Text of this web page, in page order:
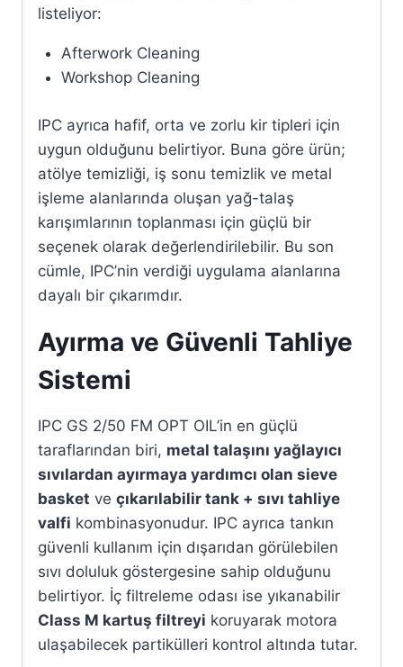
listeliyor:
Afterwork Cleaning
Workshop Cleaning
IPC ayrıca hafif, orta ve zorlu kir tipleri için
uygun olduğunu belirtiyor. Buna göre ürün;
atölye temizliği, iş sonu temizlik ve metal
işleme alanlarında oluşan yağ-talaş
karışımlarının toplanması için güçlü bir
seçenek olarak değerlendirilebilir. Bu son
cümle, IPC’nin verdiği uygulama alanlarına
dayalı bir çıkarımdır.
Ayırma ve Güvenli Tahliye
Sistemi
IPC GS 2/50 FM OPT OIL’in en güçlü
taraflarından biri, metal talaşını yağlayıcı
sıvılardan ayırmaya yardımcı olan sieve
basket ve çıkarılabilir tank + sıvı tahliye
valfi kombinasyonudur. IPC ayrıca tankın
güvenli kullanım için dışarıdan görülebilen
sıvı doluluk göstergesine sahip olduğunu
belirtiyor. İç filtreleme odası ise yıkanabilir
Class M kartuş filtreyi koruyarak motora
ulaşabilecek partikülleri kontrol altında tutar.